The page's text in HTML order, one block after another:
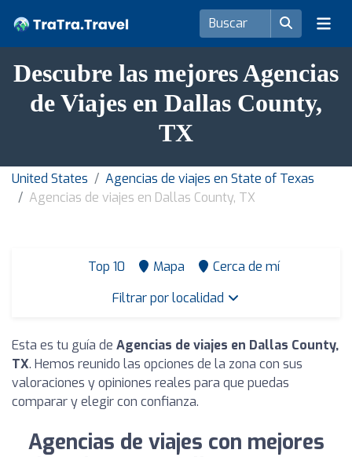
Descubre las mejores Agencias
de Viajes en Dallas County,
TX
United States
Agencias de viajes en State of Texas
Agencias de viajes en Dallas County, TX
Top 10 Mapa
Cerca de mí
Filtrar por localidad
Esta es tu guía de Agencias de viajes en Dallas County,
TX. Hemos reunido las opciones de la zona con sus
valoraciones y opiniones reales para que puedas
comparar y elegir con confianza.
Agencias de viajes con mejores